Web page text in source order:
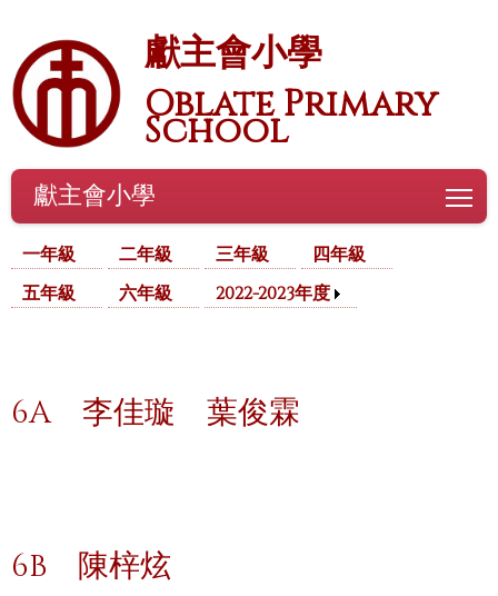
獻主會小學
Oblate Primary
School
獻主會小學
一年級 二年級 三年級
四年級
五年級
六年級 2022-2023年度
6A 李佳璇 葉俊霖
6B 陳梓炫